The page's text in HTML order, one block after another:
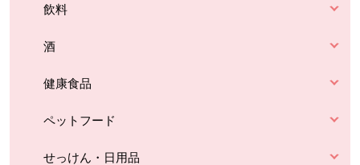
飲料
酒
健康食品
ペットフード
せっけん・日用品